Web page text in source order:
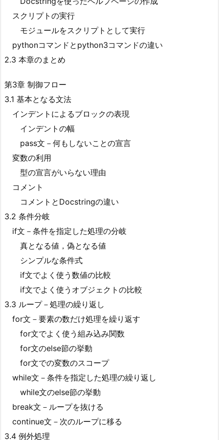
スクリプトの実行
モジュールをスクリプトとして実行
pythonコマンドとpython3コマンドの違い
2.3 本章のまとめ
第3章 制御フロー
3.1 基本となる文法
インデントによるブロックの表現
インデントの幅
pass文－何もしないことの宣言
変数の利用
型の宣言がいらない理由
コメント
コメントとDocstringの違い
3.2 条件分岐
if文－条件を指定した処理の分岐
真となる値，偽となる値
シンプルな条件式
if文でよく使う数値の比較
if文でよく使うオブジェクトの比較
3.3 ループ－処理の繰り返し
for文－要素の数だけ処理を繰り返す
for文でよく使う組み込み関数
for文のelse節の挙動
for文での変数のスコープ
while文－条件を指定した処理の繰り返し
while文のelse節の挙動
break文－ループを抜ける
continue文－次のループに移る
3.4 例外処理